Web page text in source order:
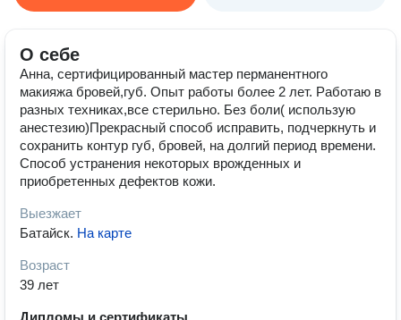
О себе
Анна, сертифицированный мастер перманентного
макияжа бровей,губ. Опыт работы более 2 лет. Работаю в
разных техниках,все стерильно. Без боли( использую
анестезию)Прекрасный способ исправить, подчеркнуть и
сохранить контур губ, бровей, на долгий период времени.
Способ устранения некоторых врожденных и
приобретенных дефектов кожи.
Выезжает
Батайск. На карте
Возраст
39 лет
Дипломы и сертификаты